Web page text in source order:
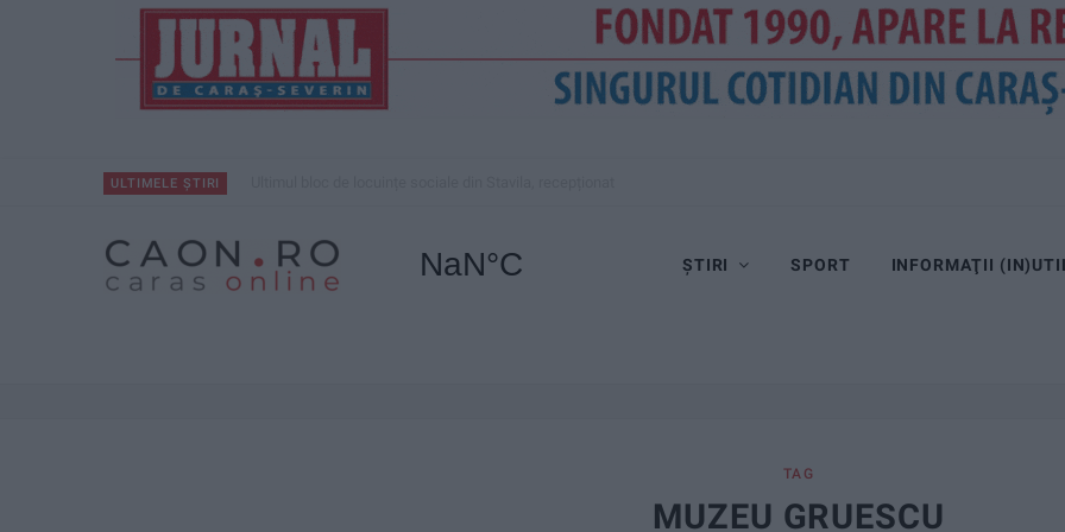
ULTIMELE ȘTIRI
ȘTIRI SPORT INFORMAŢII
TAG
MUZEU GRUESCU